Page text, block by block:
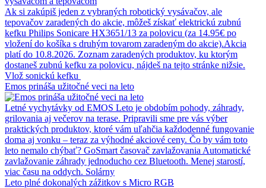
Ak si zakúpiš jeden z vybraných robotický vysávačov, ale
tepovačov zaradených do akcie, môžeš získať elektrickú zubnú
kefku Philips Sonicare HX3651/13 za polovicu (za 14.95€ po
vložení do košíka s druhým tovarom zaradeným do akcie).Akcia
platí do 10.8.2026. Zoznam zaradených produktov, ku ktorým
dostaneš zubnú kefku za polovicu, nájdeš na tejto stránke nižsie.
Vlož sonickú kefku
Emos prináša užitočné veci na leto
Letné vychytávky od EMOS Leto je obdobím pohody, záhrady,
grilovania aj večerov na terase. Pripravili sme pre vás výber
praktických produktov, ktoré vám uľahčia každodenné fungovanie
doma aj vonku – teraz za výhodné akciové ceny. Čo by vám toto
leto nemalo chýbať? GoSmart časovač zavlažovania Automatické
zavlažovanie záhrady jednoducho cez Bluetooth. Menej starostí,
viac času na oddych. Solárny
Leto plné dokonalých zážitkov s Micro RGB